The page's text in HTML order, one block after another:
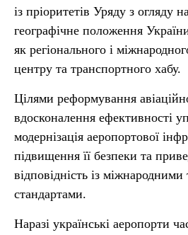
із пріоритетів Уряду з огляду
географічне положення
як регіонального і
центру та транспортного хабу.
Цілями реформування
вдосконалення ефективності
модернізація аеропортової
підвищення її безпеки та
відповідність із
стандартами.
Наразі українські аеропорти